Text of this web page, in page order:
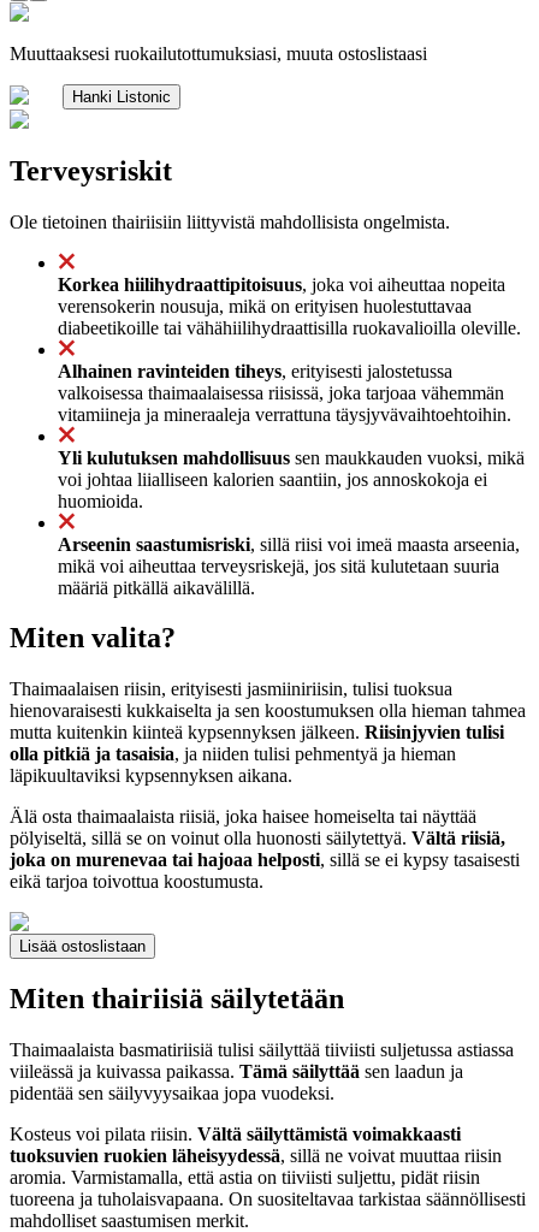
Muuttaaksesi ruokailutottumuksiasi, muuta ostoslistaasi
Hanki Listonic
Terveysriskit
Ole tietoinen thairiisiin liittyvistä mahdollisista ongelmista.
Korkea hiilihydraattipitoisuus, joka voi aiheuttaa nopeita
verensokerin nousuja, mikä on erityisen huolestuttavaa
diabeetikoille tai vähähiilihydraattisilla ruokavalioilla oleville.
Alhainen ravinteiden tiheys, erityisesti jalostetussa
valkoisessa thaimaalaisessa riisissä, joka tarjoaa vähemmän
vitamiineja ja mineraaleja verrattuna täysjyvävaihtoehtoihin.
Yli kulutuksen mahdollisuus sen maukkauden vuoksi, mikä
voi johtaa liialliseen kalorien saantiin, jos annoskokoja ei
huomioida.
Arseenin saastumisriski, sillä riisi voi imeä maasta arseenia,
mikä voi aiheuttaa terveysriskejä, jos sitä kulutetaan suuria
määriä pitkällä aikavälillä.
Miten valita?
Thaimaalaisen riisin, erityisesti jasmiiniriisin, tulisi tuoksua
hienovaraisesti kukkaiselta ja sen koostumuksen olla hieman tahmea
mutta kuitenkin kiinteä kypsennyksen jälkeen. Riisinjyvien tulisi
olla pitkiä ja tasaisia, ja niiden tulisi pehmentyä ja hieman
läpikuultaviksi kypsennyksen aikana.
Älä osta thaimaalaista riisiä, joka haisee homeiselta tai näyttää
pölyiseltä, sillä se on voinut olla huonosti säilytettyä. Vältä riisiä,
joka on murenevaa tai hajoaa helposti, sillä se ei kypsy tasaisesti
eikä tarjoa toivottua koostumusta.
Lisää ostoslistaan
Miten thairiisiä säilytetään
Thaimaalaista basmatiriisiä tulisi säilyttää tiiviisti suljetussa astiassa
viileässä ja kuivassa paikassa. Tämä säilyttää sen laadun ja
pidentää sen säilyvyysaikaa jopa vuodeksi.
Kosteus voi pilata riisin. Vältä säilyttämistä voimakkaasti
tuoksuvien ruokien läheisyydessä, sillä ne voivat muuttaa riisin
aromia. Varmistamalla, että astia on tiiviisti suljettu, pidät riisin
tuoreena ja tuholaisvapaana. On suositeltavaa tarkistaa säännöllisesti
mahdolliset saastumisen merkit.